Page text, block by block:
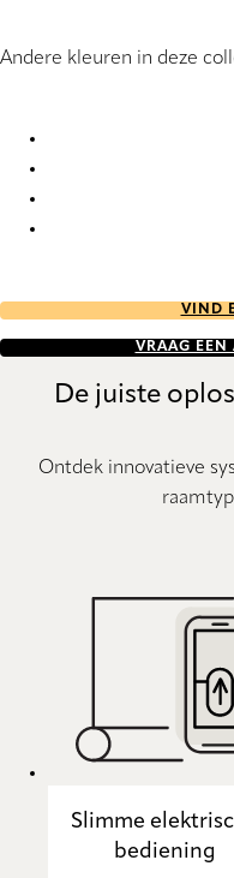
Andere kleuren in deze
VIND
VRAAG EEN
De juiste
Ontdek innovatieve
Slimme
bediening